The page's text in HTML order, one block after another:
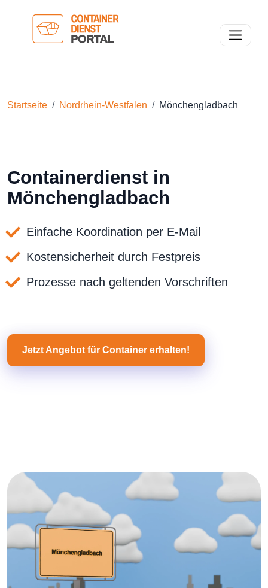
Toggle
Startseite Nordrhein-Westfalen Mönchengladbach
Containerdienst in
Mönchengladbach
Einfache Koordination per E-Mail
Kostensicherheit durch Festpreis
Prozesse nach geltenden Vorschriften
Jetzt Angebot für Container erhalten!